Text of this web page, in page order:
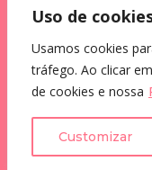
Eu concordo
Ao informar
Utilizamos
como você
personalizar
Uso de
Usamos cookies
tráfego. Ao clicar em
de cookies e nossa
Customizar
2024®.